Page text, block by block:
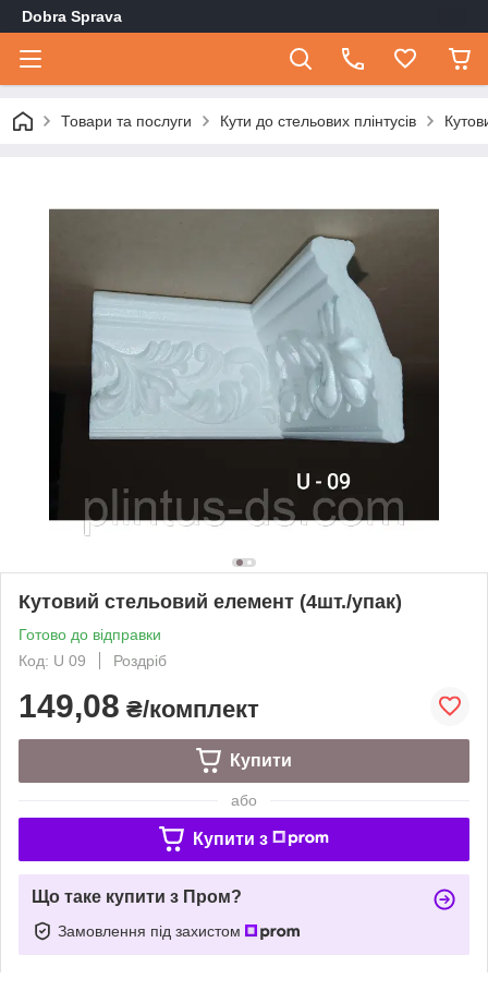
Dobra Sprava
Товари та послуги Кути до стельових плінтусів
Кутовий стельовий елемент (4шт./упак)
Готово до відправки
Код: U 09
Роздріб
149,08 ₴/комплект
Купити
або
Купити з
Що таке купити з Пром?
Замовлення під захистом